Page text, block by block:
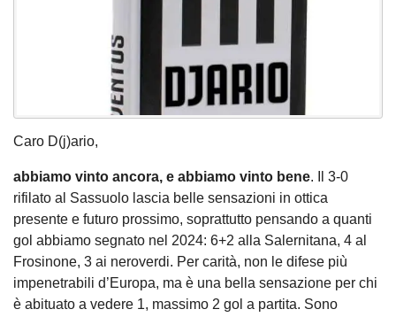
Caro D(j)ario,
abbiamo vinto ancora, e abbiamo vinto bene. Il 3-0
rifilato al Sassuolo lascia belle sensazioni in ottica
presente e futuro prossimo, soprattutto pensando a quanti
gol abbiamo segnato nel 2024: 6+2 alla Salernitana, 4 al
Frosinone, 3 ai neroverdi. Per carità, non le difese più
impenetrabili d’Europa, ma è una bella sensazione per chi
è abituato a vedere 1, massimo 2 gol a partita. Sono